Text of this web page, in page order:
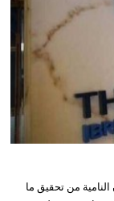
من تحقيق ما